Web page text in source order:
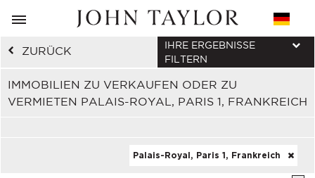
ZURÜCK
IMMOBILIEN ZU VERKAUFEN ODER ZU
VERMIETEN PALAIS-ROYAL, PARIS 1, FRANKREICH
IHRE ERGEBNISSE
FILTERN
Palais-Royal, Paris 1, Frankreich